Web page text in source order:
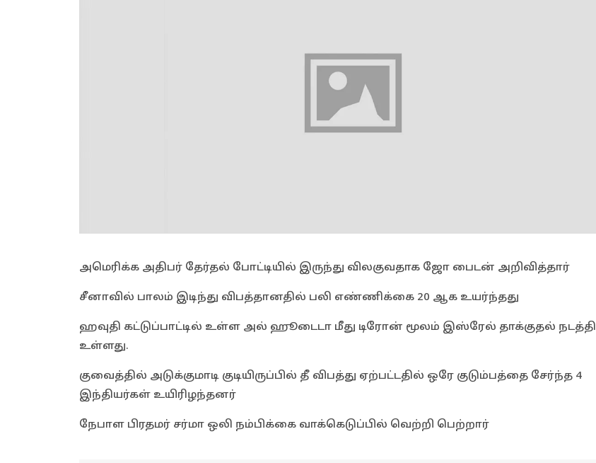
அமெரிக்க அதிபர் தேர்தல் போட்டியில் இருந்து விலகுவதாக ஜோ பைடன் அறிவித்தார்
சீனாவில் பாலம் இடிந்து விபத்தானதில் பலி எண்ணிக்கை 20 ஆக உயர்ந்தது
ஹவுதி கட்டுப்பாட்டில் உள்ள அல் ஹூடைடா மீது டிரோன் மூலம் இஸ்ரேல் தாக்குதல் நடத்தி
உள்ளது.
குவைத்தில் அடுக்குமாடி குடியிருப்பில் தீ விபத்து ஏற்பட்டதில் ஒரே குடும்பத்தை சேர்ந்த 4
இந்தியர்கள் உயிரிழந்தனர்
நேபாள பிரதமர் சர்மா ஒலி நம்பிக்கை வாக்கெடுப்பில் வெற்றி பெற்றார்